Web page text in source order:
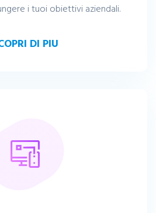
i tuoi obiettivi aziendali.
DI PIU